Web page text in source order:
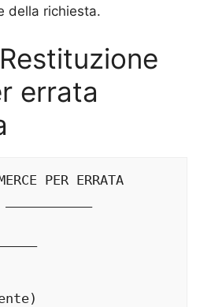
della richiesta.
errata
PER ERRATA
___________